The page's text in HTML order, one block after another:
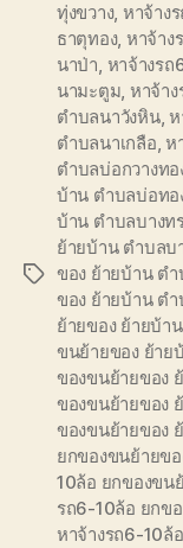
Tags
ทุ่งขวาง, หาจ้าง
ธาตุทอง, หาจ้าง
นาป่า, หาจ้างร
นามะตูม, หาจ้า
ตำบลนาวังหิน,ห
ตำบลนาเกลือ,ห
ตำบลบ่อกวางทอ
บ้าน ตำบลบ่อทอ
บ้าน ตำบลบางท
ย้ายบ้าน ตำบลบ
ของ ย้ายบ้าน ต
ของ ย้ายบ้าน ต
ย้ายของ ย้ายบ้า
ขนย้ายของ ย้าย
ของขนย้ายของ
ของขนย้ายของ
ของขนย้ายของ
ยกของขนย้ายข
10ล้อ ยกของขน
รถ6-10ล้อ ยกข
หาจ้างรถ6-10ล้